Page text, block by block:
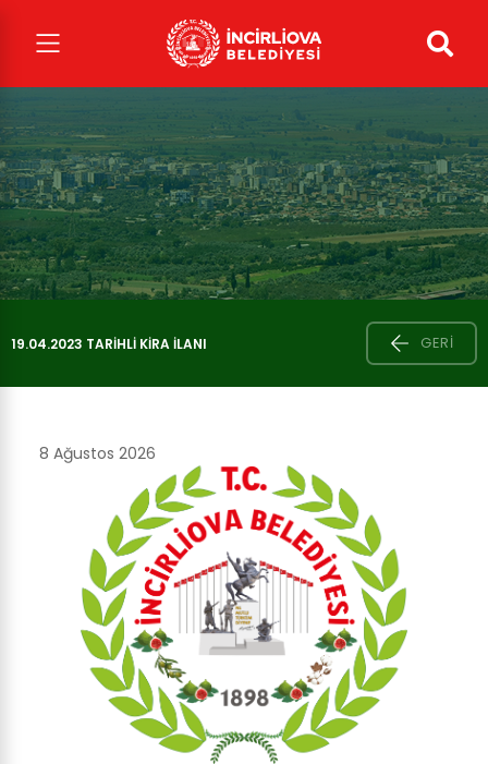
19.04.2023 TARIHLI KIRA İLANI GERI
8 Ağustos 2026